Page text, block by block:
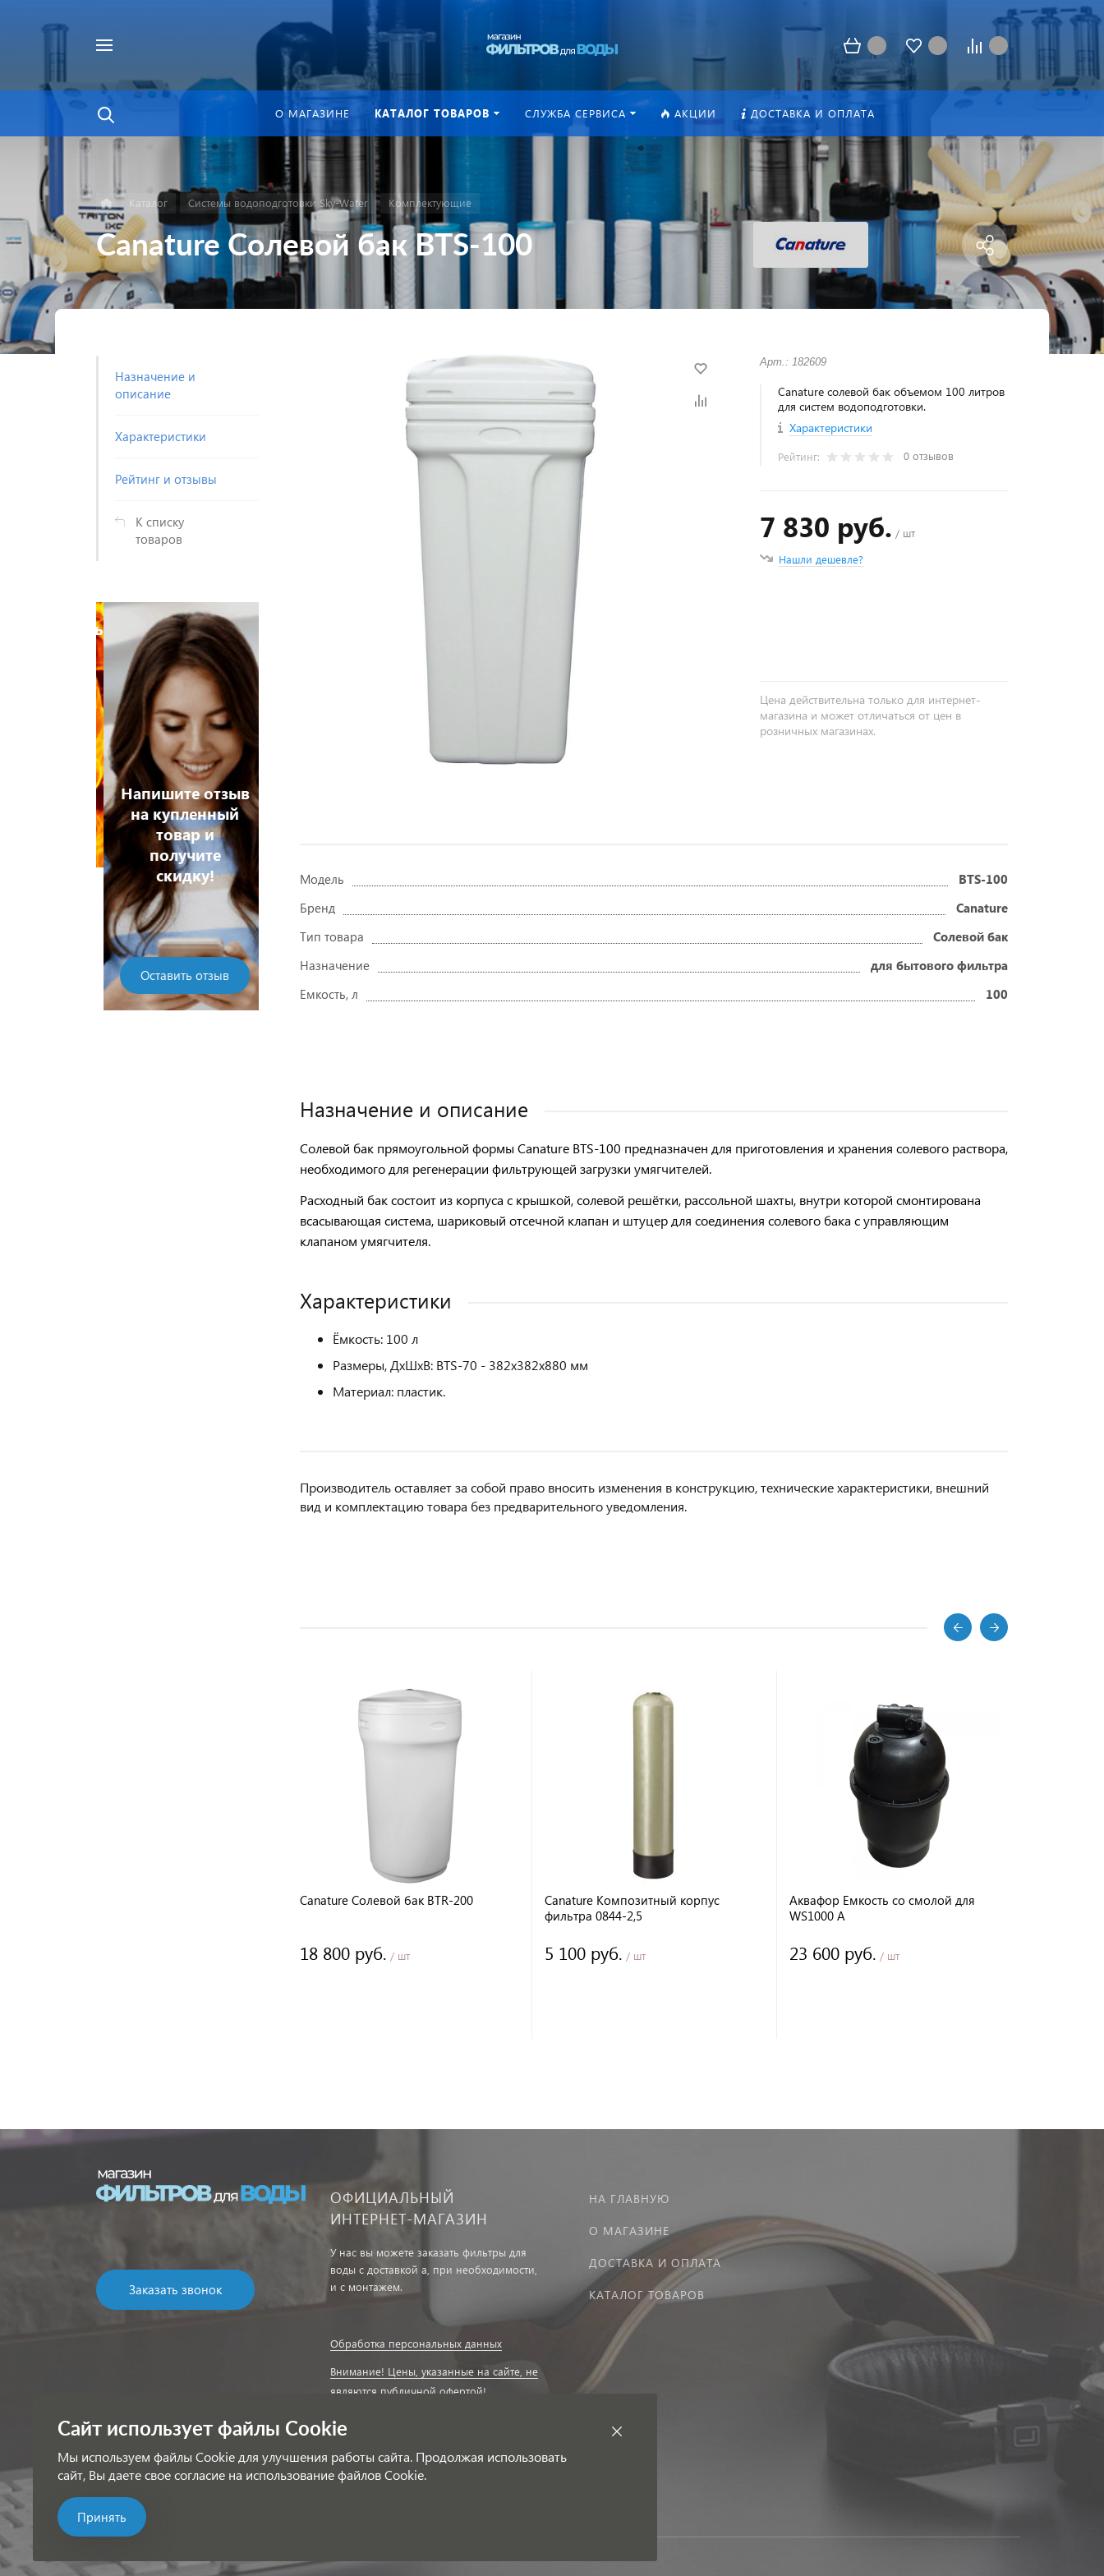
О МАГАЗИНЕ КАТАЛОГ ТОВАРОВ СЛУЖБА СЕРВИСА АКЦИИ ДОСТАВКА И ОПЛАТА
Каталог Системы водоподготовки Sky-Water Комплектующие
Canature Солевой бак BTS-100
Назначение и
описание
Характеристики
Рейтинг и отзывы
К списку
товаров
Напишите отзыв
на купленный
товар и
получите
скидку!
Оставить отзыв Оставить отзыв
Арт.: 182609
Canature солевой бак объемом 100 литров
для систем водоподготовки.
Характеристики
Рейтинг: 0 отзывов
7 830 руб. / шт
Нашли дешевле?
Цена действительна только для интернет-
магазина и может отличаться от цен в
розничных магазинах.
Модель
BTS-100
Бренд
Canature
Тип товара
Солевой бак
Назначение
для бытового фильтра
Емкость, л
100
Назначение и описание
Солевой бак прямоугольной формы Canature BTS-100 предназначен для приготовления и хранения солевого раствора,
необходимого для регенерации фильтрующей загрузки умягчителей.
Расходный бак состоит из корпуса с крышкой, солевой решётки, рассольной шахты, внутри которой смонтирована
всасывающая система, шариковый отсечной клапан и штуцер для соединения солевого бака с управляющим
клапаном умягчителя.
Характеристики
Ёмкость: 100 л
Размеры, ДхШхВ: BTS-70 - 382х382х880 мм
Материал: пластик.
Производитель оставляет за собой право вносить изменения в конструкцию, технические характеристики, внешний
вид и комплектацию товара без предварительного уведомления.
Canature Солевой бак BTR-200
18 800 руб. / шт
Canature Композитный корпус
фильтра 0844-2,5
5 100 руб. / шт
Аквафор Емкость со смолой для
WS1000 A
23 600 руб. / шт
Заказать звонок
ОФИЦИАЛЬНЫЙ
ИНТЕРНЕТ-МАГАЗИН
У нас вы можете заказать фильтры для
воды с доставкой а, при необходимости,
и с монтажем.
Обработка персональных данных
Внимание! Цены, указанные на сайте, не
являются публичной офертой!
Согласие на получение
информационных рассылок
НА ГЛАВНУЮ
О МАГАЗИНЕ
ДОСТАВКА И ОПЛАТА
КАТАЛОГ ТОВАРОВ
Сайт использует файлы Cookie
Мы используем файлы Cookie для улучшения работы сайта. Продолжая использовать
сайт, Вы даете свое согласие на использование файлов Cookie.
Принять